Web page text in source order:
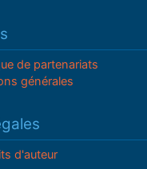
de partenariats
générales
d'auteur